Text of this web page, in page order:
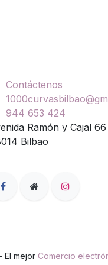
Contáctenos
944 653 424
Ramón y Cajal 66
Bilbao
El mejor Comercio